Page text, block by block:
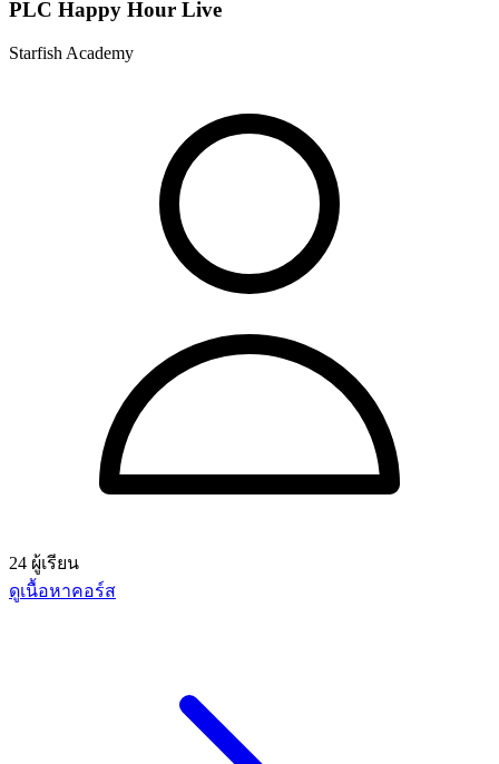
PLC Happy Hour Live
Starfish Academy
24 ผู้เรียน
ดูเนื้อหาคอร์ส